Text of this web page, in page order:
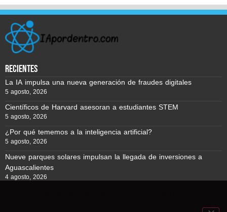
recientes
La IA impulsa una nueva generación de fraudes digitales
5 agosto, 2026
Científicos de Harvard asesoran a estudiantes STEM
5 agosto, 2026
¿Por qué tememos a la inteligencia artificial?
5 agosto, 2026
Nueve parques solares impulsan la llegada de inversiones a
Aguascalientes
4 agosto, 2026